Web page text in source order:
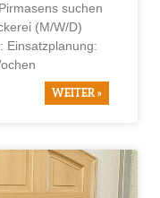
suchen
(M/W/D)
Einsatzplanung:
WEITER »